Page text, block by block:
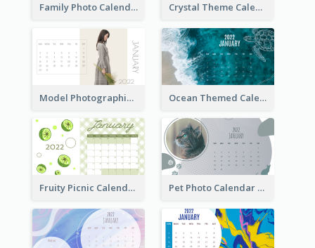
Family Photo Calendar Crystal Theme Calendar
Model Photographic Calendar Ocean Themed Calendar
Fruity Picnic Calendar Pet Photo Calendar